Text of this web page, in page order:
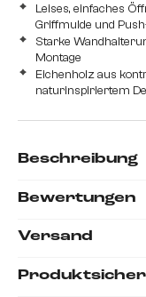
Leises, einfaches
Griffmulde und
Starke
Montage
Eichenholz aus
naturinspiriertem
Beschreibung
Bewertungen
Versand